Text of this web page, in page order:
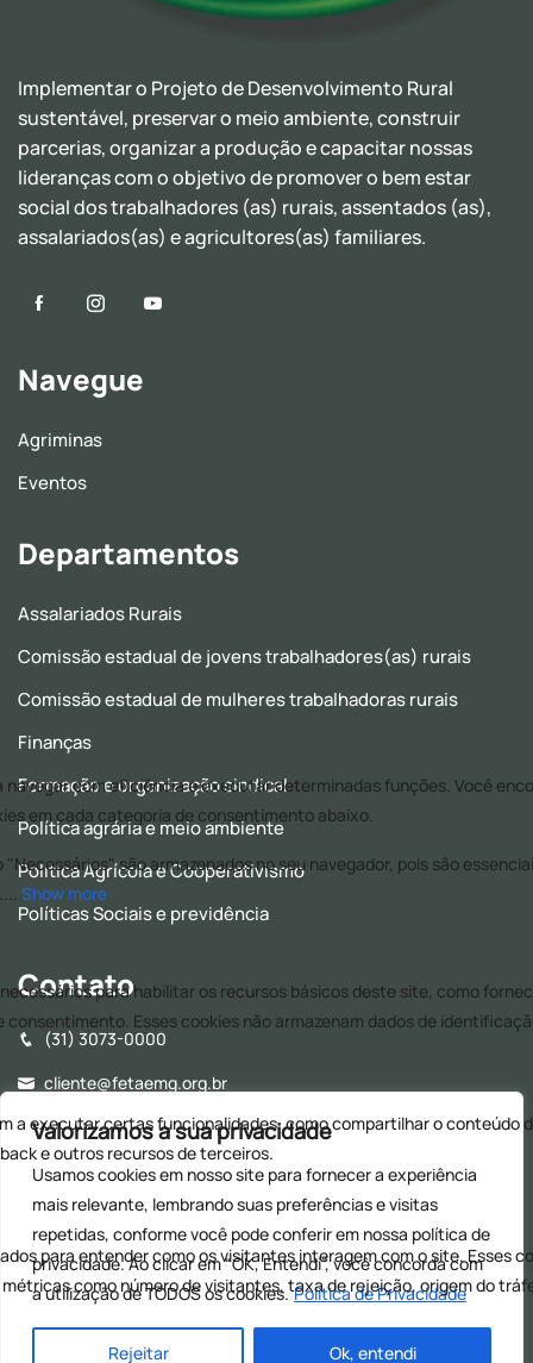
Valorizamos a sua privacidade
Usamos cookies em nosso site para fornecer a experiência
mais relevante, lembrando suas preferências e visitas
repetidas, conforme você pode conferir em nossa política de
privacidade. Ao clicar em “OK, Entendi”, você concorda com
a utilização de TODOS os cookies. Politica de Privacidade
Rejeitar Ok, entendi
Implementar o Projeto de Desenvolvimento Rural
sustentável, preservar o meio ambiente, construir
parcerias, organizar a produção e capacitar nossas
lideranças com o objetivo de promover o bem estar
social dos trabalhadores (as) rurais, assentados (as),
assalariados(as) e agricultores(as) familiares.
Navegue
Agriminas
Eventos
Departamentos
Assalariados Rurais
Comissão estadual de jovens trabalhadores(as) rurais
Comissão estadual de mulheres trabalhadoras rurais
Finanças
Formação e organização sindical
Política agrária e meio ambiente
Política Agrícola e Cooperativismo
Políticas Sociais e previdência
Contato
(31) 3073-0000
cliente@fetaemg.org.br
Rua Álvares Maciel, 154, Santa Efigênia - CEP: 30150-250 -
Belo Horizonte - MG
Horário de Funcionamento - 8h às 17h (Almoço: 12h às